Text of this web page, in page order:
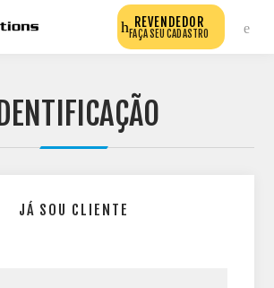
REVENDEDOR
FAÇA SEU CADASTRO
IDENTIFICAÇÃO
JÁ SOU CLIENTE